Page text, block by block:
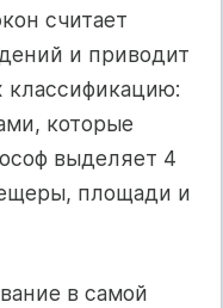
считает
и приводит
классификацию:
которые
выделяет 4
площади и
в самой